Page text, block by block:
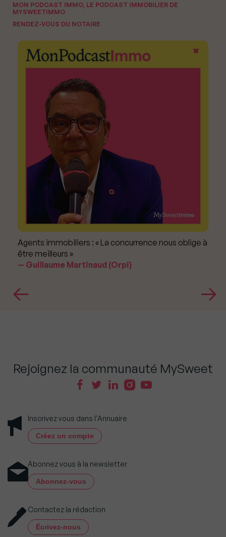
MON PODCAST IMMO, LE PODCAST IMMOBILIER DE
MYSWEETIMMO
RENDEZ-VOUS DU NOTAIRE
Agents immobiliers : « La concurrence nous oblige à
être meilleurs »
Guillaume Martinaud (Orpi)
Rejoignez la communauté MySweet
Inscrivez vous dans l'Annuaire
Créez un compte
Abonnez vous à la newsletter
Abonnez-vous
Contactez la rédaction
Écrivez-nous